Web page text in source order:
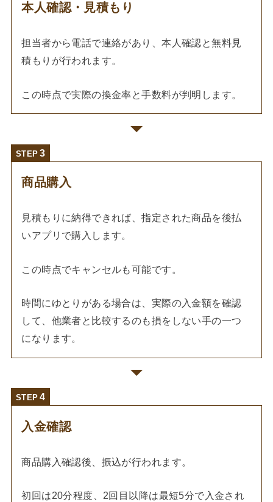
本人確認・見積もり
担当者から電話で連絡があり、本人確認と無料見
積もりが行われます。
この時点で実際の換金率と手数料が判明します。
STEP
商品購入
見積もりに納得できれば、指定された商品を後払
いアプリで購入します。
この時点でキャンセルも可能です。
時間にゆとりがある場合は、実際の入金額を確認
して、他業者と比較するのも損をしない手の一つ
になります。
STEP
入金確認
商品購入確認後、振込が行われます。
初回は20分程度、2回目以降は最短5分で入金され